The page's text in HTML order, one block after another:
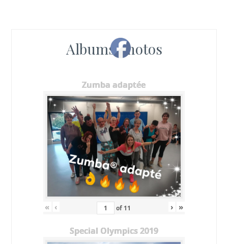
Albums photos
Zumba adaptée
« ‹ of 11 › »
Special Olympics 2019